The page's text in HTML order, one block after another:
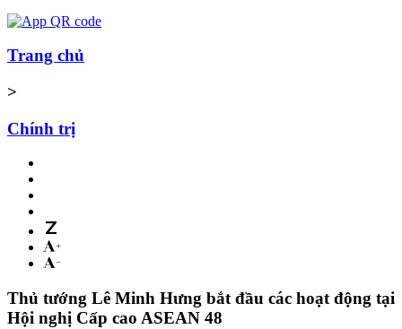
Trang chủ
>
Chính trị
Thủ tướng Lê Minh Hưng bắt đầu các hoạt động tại
Hội nghị Cấp cao ASEAN 48